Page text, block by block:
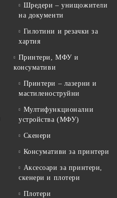
Шредери – унищожители
на документи
Гилотини и резачки за
хартия
Принтери, МФУ и
консумативи
Принтери – лазерни и
мастиленоструйни
Мултифункционални
устройства (МФУ)
Скенери
Консумативи за принтери
Аксесоари за принтери,
скенери и плотери
Плотери